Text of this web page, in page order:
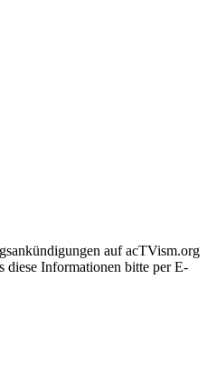
auf acTVism.org
diese Informationen bitte per E-